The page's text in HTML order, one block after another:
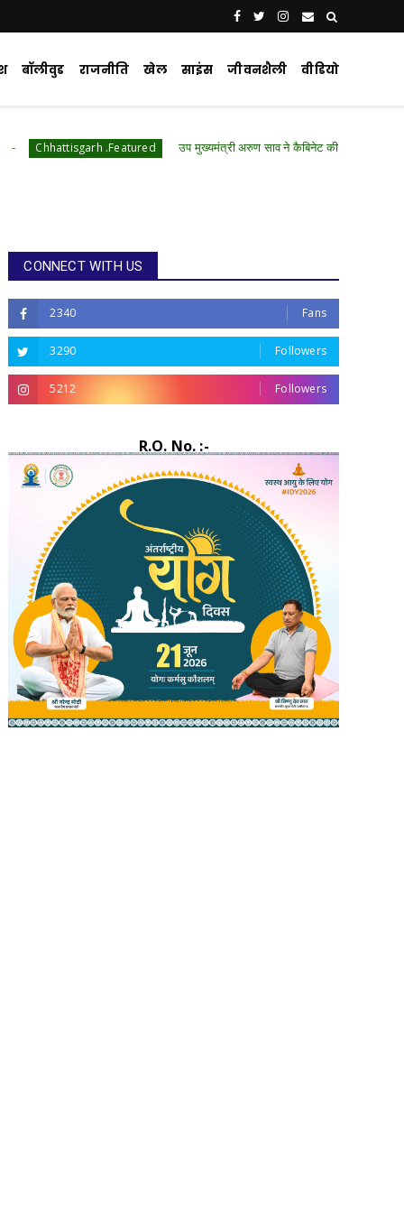
बॉलीवुड राजनीति खेल साइंस जीवनशैली वीडियो
.Featured उप मुख्यमंत्री अरुण साव ने कैबिनेट की बैठक में लिए गए निर्णयों की
CONNECT WITH US
2340 Fans
3290 Followers
5212 Followers
R.O. No. :-